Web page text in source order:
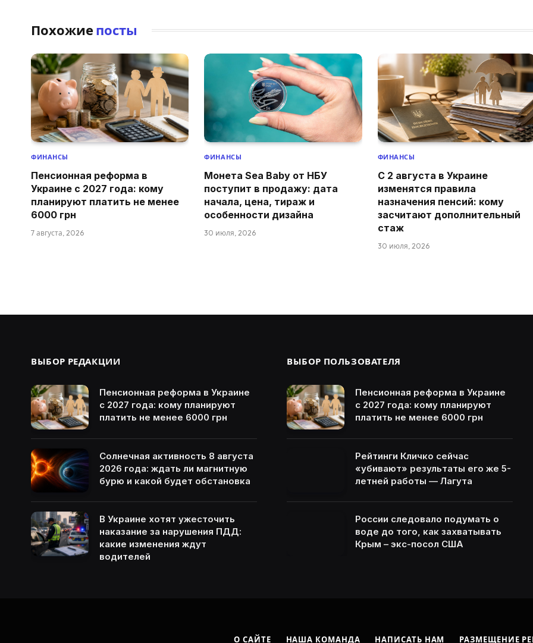
Похожие посты
ФИНАНСЫ
Пенсионная реформа в
Украине с 2027 года: кому
планируют платить не менее
6000 грн
7 августа, 2026
ФИНАНСЫ
Монета Sea Baby от НБУ
поступит в продажу: дата
начала, цена, тираж и
особенности дизайна
30 июля, 2026
ФИНАНСЫ
С 2 августа в Украине
изменятся правила
назначения пенсий: кому
засчитают дополнительный
стаж
30 июля, 2026
ВЫБОР РЕДАКЦИИ
Пенсионная реформа в Украине
с 2027 года: кому планируют
платить не менее 6000 грн
Солнечная активность 8 августа
2026 года: ждать ли магнитную
бурю и какой будет обстановка
В Украине хотят ужесточить
наказание за нарушения ПДД:
какие изменения ждут
водителей
ВЫБОР ПОЛЬЗОВАТЕЛЯ
Пенсионная реформа в Украине
с 2027 года: кому планируют
платить не менее 6000 грн
Рейтинги Кличко сейчас
«убивают» результаты его же 5-
летней работы — Лагута
России следовало подумать о
воде до того, как захватывать
Крым – экс-посол США
О САЙТЕ НАША КОМАНДА НАПИСАТЬ НАМ РАЗМЕЩЕНИЕ